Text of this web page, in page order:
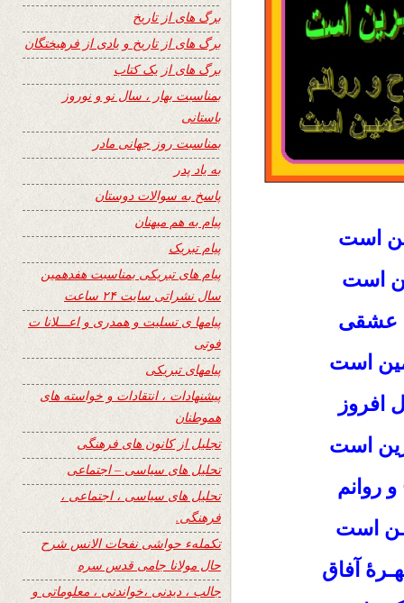
است
است
عشقی
است
افروز
است
و روانم
است
آفاق
برگ های از تاریخ
برگ های از تاریخ و یادی از فرهیختگان
برگ های از یک کتاب
بمناسبت بهار ، سال نو و نوروز
باستانی
بمناسبت روز جهانی مادر
به یاد پدر
پاسخ به سوالات دوستان
پیام به هم میهنان
پیام تبریک
پیام های تبریکی بمناسبت هفدهمین
سال نشراتی سایت ۲۴ ساعت
پیامها ی تسلیت و همدری و اعـــلانا ت
فوتی
پیامهای تبریکی
پیشنهادات ، انتقادات و خواسته های
هموطنان
تجلیل از کانون های فرهنگی
تحلیل های سیاسی – اجتماعی
تحلیل های سیاسی ، اجتماعی ،
فرهنگی.
تکملهء حواشی نفحات الانس شرح
حال مولانا جامی قدس سره
جالب ، دیدنی ،خواندنی ، معلوماتی و